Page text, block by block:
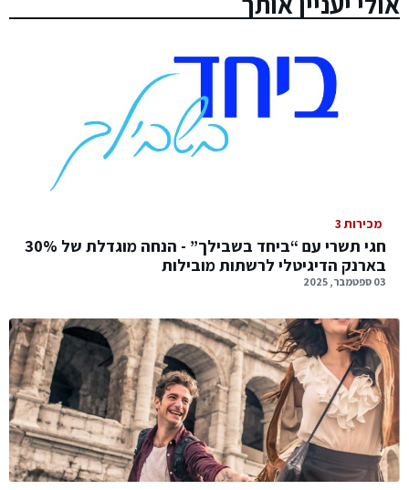
מכירות 3
חגי תשרי עם “ביחד בשבילך” - הנחה מוגדלת של 30%
בארנק הדיגיטלי לרשתות מובילות
03 ספטמבר, 2025